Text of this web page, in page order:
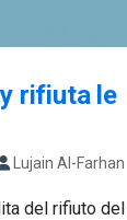
rifiuta le
Lujain Al-Farhan
del rifiuto